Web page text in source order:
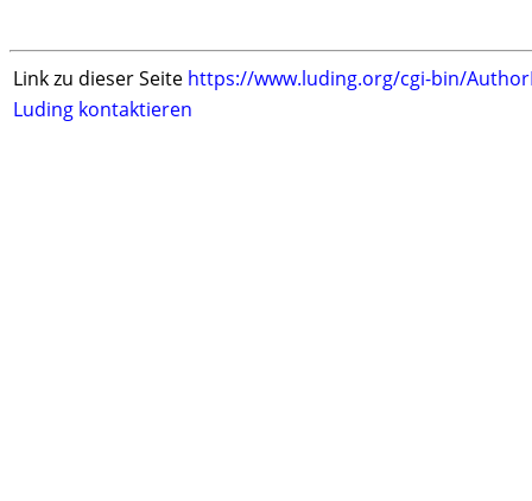
Link zu dieser Seite https://www.luding.org/cgi-bin/
Luding kontaktieren